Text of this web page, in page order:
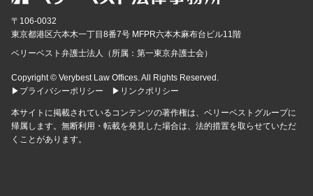
〒106-0032
東京都港区六本木一丁目8番7号 MFPR六本木麻布台ビル11階
ベリーベスト弁護士法人（所属：第一東京弁護士会）
Copyright © Verybest Law Offices. All Rights Reserved.
▶プライバシーポリシー
▶リンクポリシー
本サイトに掲載されているコンテンツの著作権は、ベリーベストグループに
帰属します。無断利用・転載を発見した場合は、法的措置を取らせていただ
くことがあります。